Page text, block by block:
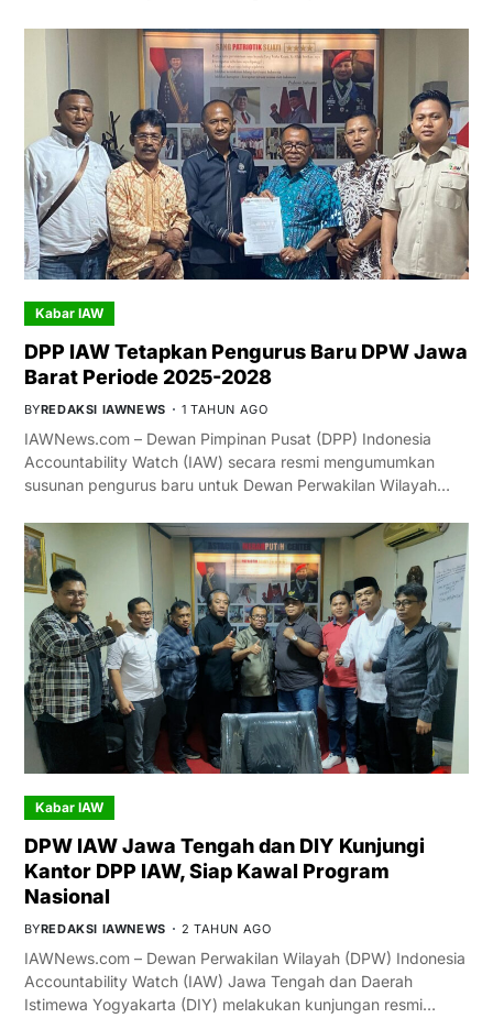
Kabar IAW
DPP IAW Tetapkan Pengurus Baru DPW Jawa
Barat Periode 2025-2028
BYREDAKSI IAWNEWS 1 TAHUN AGO
IAWNews.com – Dewan Pimpinan Pusat (DPP) Indonesia
Accountability Watch (IAW) secara resmi mengumumkan
susunan pengurus baru untuk Dewan Perwakilan Wilayah…
Kabar IAW
DPW IAW Jawa Tengah dan DIY Kunjungi
Kantor DPP IAW, Siap Kawal Program
Nasional
BYREDAKSI IAWNEWS 2 TAHUN AGO
IAWNews.com – Dewan Perwakilan Wilayah (DPW) Indonesia
Accountability Watch (IAW) Jawa Tengah dan Daerah
Istimewa Yogyakarta (DIY) melakukan kunjungan resmi…